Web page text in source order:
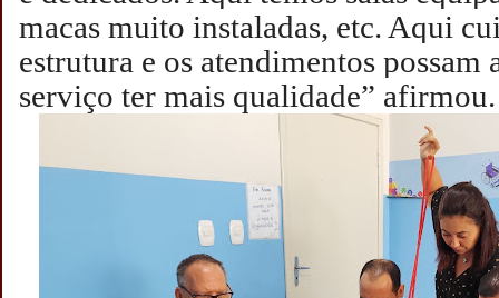
macas muito instaladas, etc. Aqui
estrutura e os atendimentos possam
serviço ter mais qualidade” afirmou.